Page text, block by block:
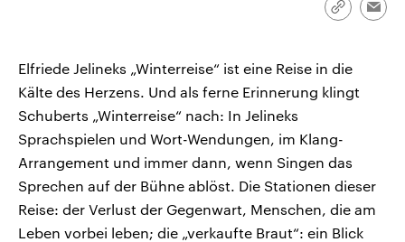
Audio-Archiv
Link
Elfriede Jelineks „Winterreise“ ist eine Reise in die
Kälte des Herzens. Und als ferne Erinnerung klingt
Schuberts „Winterreise“ nach: In Jelineks
Sprachspielen und Wort-Wendungen, im Klang-
Arrangement und immer dann, wenn Singen das
Sprechen auf der Bühne ablöst. Die Stationen dieser
Reise: der Verlust der Gegenwart, Menschen, die am
Leben vorbei leben; die „verkaufte Braut“: ein Blick